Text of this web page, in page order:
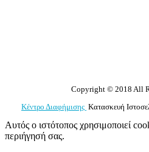
Copyright © 2018 All
Κέντρο Διαφήμισης Κατασκευή
Αυτός ο ιστότοπος χρησιμοποιεί
περιήγησή σας.